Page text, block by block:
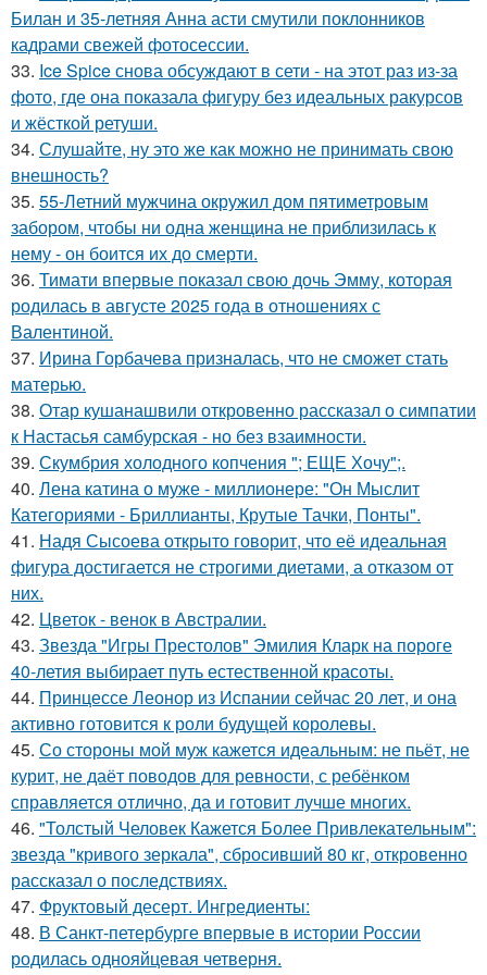
Билан и 35-летняя Анна асти смутили поклонников
кадрами свежей фотосессии.
33. Ice Spice снова обсуждают в сети - на этот раз из-за
фото, где она показала фигуру без идеальных ракурсов
и жёсткой ретуши.
34. Слушайте, ну это же как можно не принимать свою
внешность?
35. 55-Летний мужчина окружил дом пятиметровым
забором, чтобы ни одна женщина не приблизилась к
нему - он боится их до смерти.
36. Тимати впервые показал свою дочь Эмму, которая
родилась в августе 2025 года в отношениях с
Валентиной.
37. Ирина Горбачева призналась, что не сможет стать
матерью.
38. Отар кушанашвили откровенно рассказал о симпатии
к Настасья самбурская - но без взаимности.
39. Скумбрия холодного копчения "; ЕЩЕ Хочу";.
40. Лена катина о муже - миллионере: "Он Мыслит
Категориями - Бриллианты, Крутые Тачки, Понты".
41. Надя Сысоева открыто говорит, что её идеальная
фигура достигается не строгими диетами, а отказом от
них.
42. Цветок - венок в Австралии.
43. Звезда "Игры Престолов" Эмилия Кларк на пороге
40-летия выбирает путь естественной красоты.
44. Принцессе Леонор из Испании сейчас 20 лет, и она
активно готовится к роли будущей королевы.
45. Со стороны мой муж кажется идеальным: не пьёт, не
курит, не даёт поводов для ревности, с ребёнком
справляется отлично, да и готовит лучше многих.
46. "Толстый Человек Кажется Более Привлекательным":
звезда "кривого зеркала", сбросивший 80 кг, откровенно
рассказал о последствиях.
47. Фруктовый десерт. Ингредиенты:
48. В Санкт-петербурге впервые в истории России
родилась однояйцевая четверня.